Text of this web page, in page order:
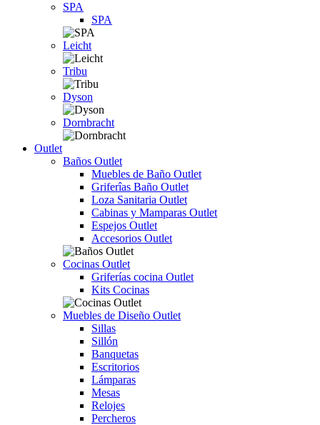
SPA
SPA
Leicht
Tribu
Dyson
Dornbracht
Outlet
Baños Outlet
Muebles de Baño Outlet
Griferîas Baño Outlet
Loza Sanitaria Outlet
Cabinas y Mamparas Outlet
Espejos Outlet
Accesorios Outlet
Cocinas Outlet
Griferías cocina Outlet
Kits Cocinas
Muebles de Diseño Outlet
Sillas
Sillón
Banquetas
Escritorios
Lámparas
Mesas
Relojes
Percheros